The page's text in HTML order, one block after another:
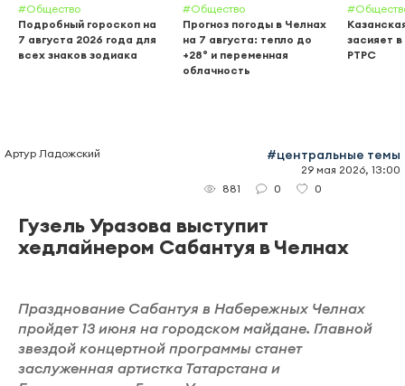
#Общество
Подробный гороскоп на
7 августа 2026 года для
всех знаков зодиака
#Общество
Прогноз погоды в Челнах
на 7 августа: тепло до
+28° и переменная
облачность
засияет
РТРС
Артур Ладожский #центральные темы
29 мая 2026, 13:00
881
0 0
Гузель Уразова выступит
хедлайнером Сабантуя в Челнах
Празднование Сабантуя в Набережных Челнах
пройдет 13 июня на городском майдане. Главной
звездой концертной программы станет
заслуженная артистка Татарстана и